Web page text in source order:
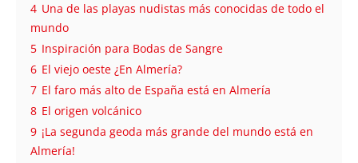
4 Una de las playas nudistas más conocidas de todo el
mundo
5 Inspiración para Bodas de Sangre
6 El viejo oeste ¿En Almería?
7 El faro más alto de España está en Almería
8 El origen volcánico
9 ¡La segunda geoda más grande del mundo está en
Almería!